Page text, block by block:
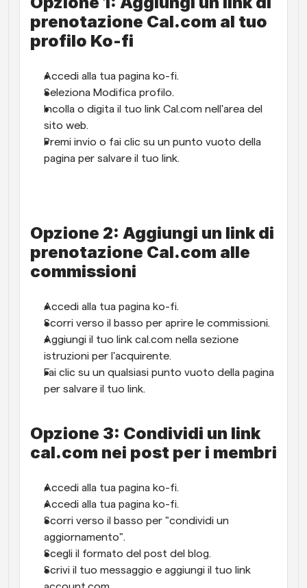
prenotazione Cal.com al tuo
profilo Ko-fi
Accedi alla tua pagina ko-fi.
Seleziona Modifica profilo.
Incolla o digita il tuo link Cal.com nell'area del
sito web.
Premi invio o fai clic su un punto vuoto della
pagina per salvare il tuo link.
Opzione 2: Aggiungi un link di
prenotazione Cal.com alle
commissioni
Accedi alla tua pagina ko-fi.
Scorri verso il basso per aprire le commissioni.
Aggiungi il tuo link cal.com nella sezione
istruzioni per l'acquirente.
Fai clic su un qualsiasi punto vuoto della pagina
per salvare il tuo link.
Opzione 3: Condividi un link
cal.com nei post per i membri
Accedi alla tua pagina ko-fi.
Accedi alla tua pagina ko-fi.
Scorri verso il basso per "condividi un
aggiornamento".
Scegli il formato del post del blog.
Scrivi il tuo messaggio e aggiungi il tuo link